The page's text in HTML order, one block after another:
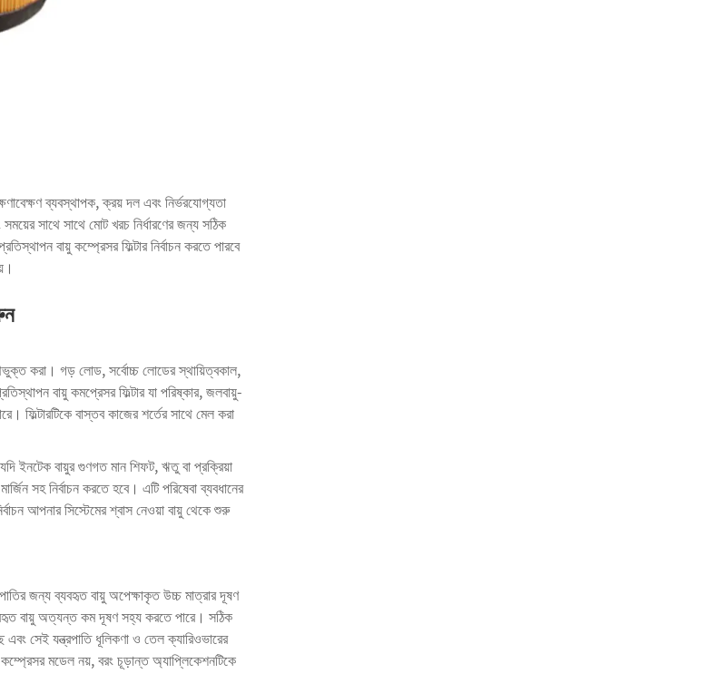
ব্যবস্থাপক, ক্রয় দল এবং নির্ভরযোগ্যতা
সাথে সাথে মোট খরচ নির্ধারণের জন্য সঠিক
বায়ু কম্প্রেসর ফিল্টার নির্বাচন করতে পারবে
করা। গড় লোড, সর্বোচ্চ লোডের স্থায়িত্বকাল,
বায়ু কমপ্রেসর ফিল্টারযা পরিষ্কার, জলবায়ু-
ফিল্টারটিকে বাস্তব কাজের শর্তের সাথে মেল করা
ইনটেক বায়ুর গুণগত মান শিফট, ঋতু বা প্রক্রিয়া
সহ নির্বাচন করতে হবে। এটি পরিষেবা ব্যবধানের
আপনার সিস্টেমের শ্বাস নেওয়া বায়ু থেকে শুরু
জন্য ব্যবহৃত বায়ু অপেক্ষাকৃত উচ্চ মাত্রার দূষণ
বায়ু অত্যন্ত কম দূষণ সহ্য করতে পারে। সঠিক
সেই যন্ত্রপাতি ধূলিকণা ও তেল ক্যারিওভারের
মডেল নয়, বরং চূড়ান্ত অ্যাপ্লিকেশনটিকে